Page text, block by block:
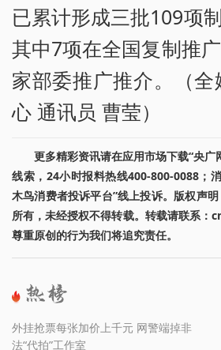
已累计形成三批109项
其中7项在全国复制推
家部委推广推介。（
心 通讯员 曹莹）
更多精彩资讯请在应用市场下载“央广
线索，24小时报料热线400-800-0088；
木鸟消费者投诉平台”线上投诉。版权声
所有，未经授权不得转载。转载请联系
尊重原创的行为我们将追究责任。
外挂抢票每张加价上千元 网警端掉非
法“代拍”工作室